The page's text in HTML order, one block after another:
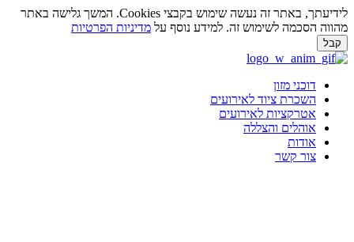
לידיעתך, באתר זה נעשה שימוש בקבצי Cookies. המשך גלישה באתר
מהווה הסכמה לשימוש זה. למידע נוסף עלמדיניות הפרטיות
קבל
דלג
דוכני מזון
השכרת ציוד לאירועים
אטרקציות לאירועים
אוהלים והצללה
אודות
צור קשר